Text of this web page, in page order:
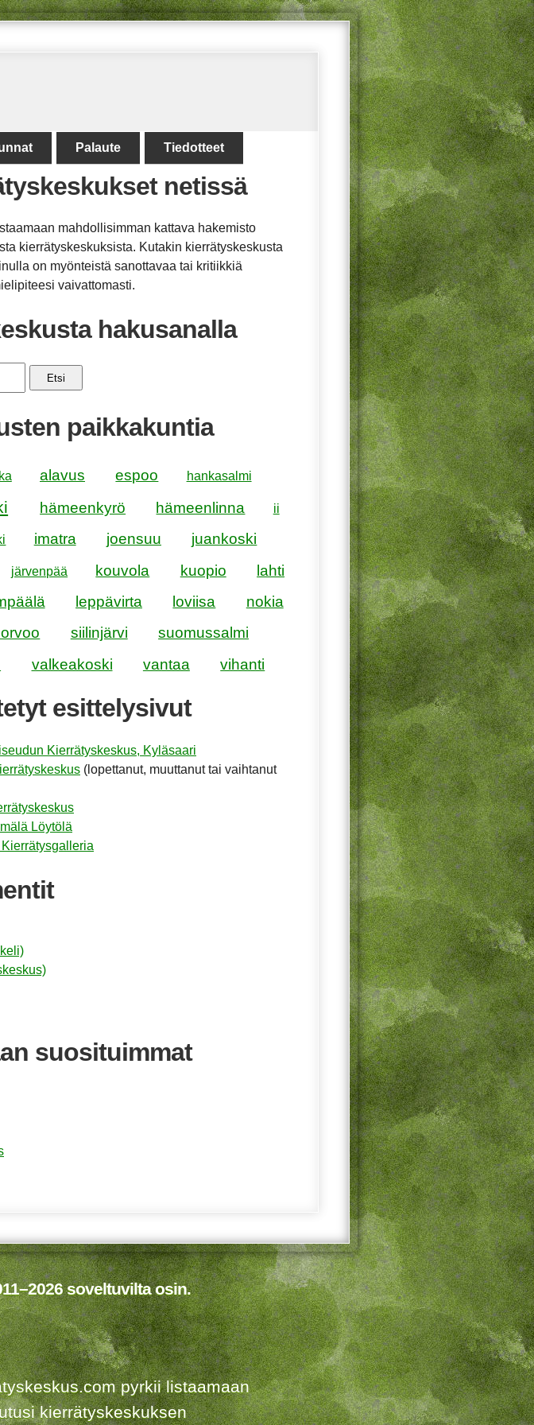
Palaute Tiedotteet
netissä
mahdollisimman kattava hakemisto
kierrätyskeskuksista. Kutakin kierrätyskeskusta
on myönteistä sanottavaa tai kritiikkiä
vaivattomasti.
hakusanalla
Etsi
paikkakuntia
alavus espoo hankasalmi
hämeenkyrö hämeenlinna ii
imatra joensuu
juankoski
järvenpää kouvola kuopio
lahti
leppävirta loviisa
nokia
siilinjärvi
suomussalmi
valkeakoski vantaa vihanti
esittelysivut
Kierrätyskeskus, Kyläsaari
(lopettanut, muuttanut tai vaihtanut
Löytölä
suosituimmat
soveltuvilta osin.
pyrkii listaamaan
kierrätyskeskuksen